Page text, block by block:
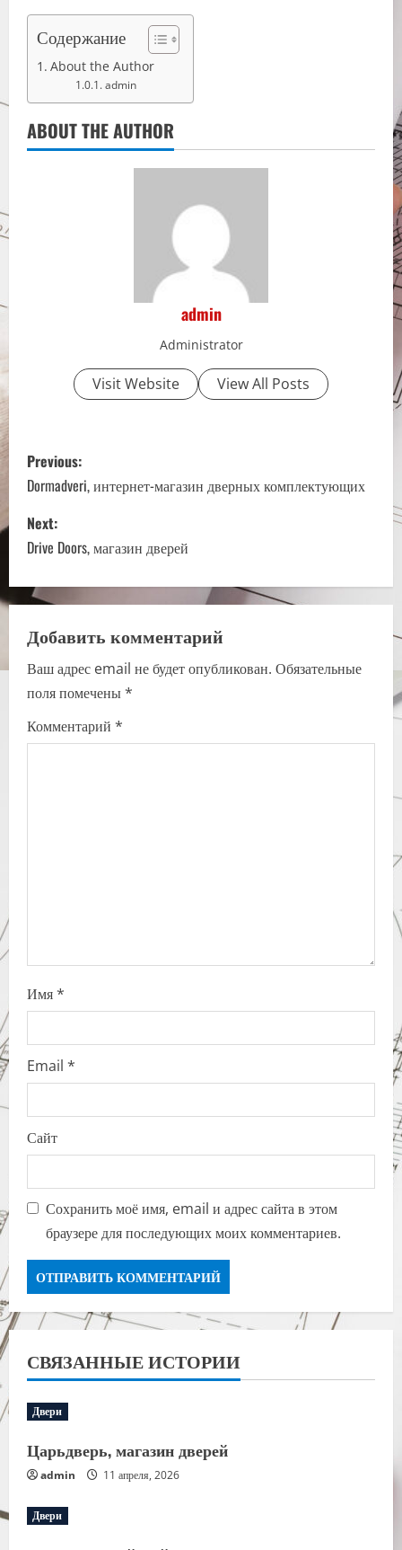
Содержание
About the Author
admin
ABOUT THE AUTHOR
admin
Administrator
Visit Website View All Posts
P
o
s
t
n
a
v
i
g
Previous:
Dormadveri, интернет-магазин дверных комплектующих
Next:
Drive Doors, магазин дверей
Добавить комментарий
Ваш адрес email не будет опубликован. Обязательные
поля помечены*
Комментарий *
Имя*
Email *
Сайт
Сохранить моё имя, email и адрес сайта в этом
браузере для последующих моих комментариев.
СВЯЗАННЫЕ ИСТОРИИ
Двери
Царьдверь, магазин дверей
admin 11 апреля, 2026
Двери